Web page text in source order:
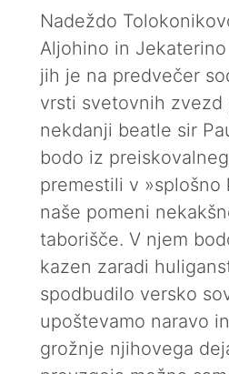
Nadeždo
Aljohino in
jih je na predvečer
vrsti svetovnih zvezd
nekdanji beatle sir
bodo iz
premestili v »splošno
naše pomeni
taborišče. V njem
kazen zaradi
spodbudilo versko
upoštevamo naravo
grožnje njihovega